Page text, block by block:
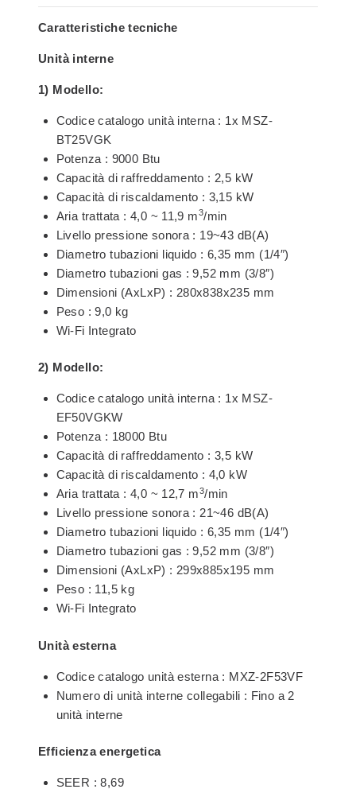
Caratteristiche tecniche
Unità interne
1) Modello:
Codice catalogo unità interna : 1x MSZ-
BT25VGK
Potenza : 9000 Btu
Capacità di raffreddamento : 2,5 kW
Capacità di riscaldamento : 3,15 kW
Aria trattata : 4,0 ~ 11,9 m3/min
Livello pressione sonora : 19~43 dB(A)
Diametro tubazioni liquido : 6,35 mm (1/4″)
Diametro tubazioni gas : 9,52 mm (3/8″)
Dimensioni (AxLxP) : 280x838x235 mm
Peso : 9,0 kg
Wi-Fi Integrato
2) Modello:
Codice catalogo unità interna : 1x MSZ-
EF50VGKW
Potenza : 18000 Btu
Capacità di raffreddamento : 3,5 kW
Capacità di riscaldamento : 4,0 kW
Aria trattata : 4,0 ~ 12,7 m3/min
Livello pressione sonora : 21~46 dB(A)
Diametro tubazioni liquido : 6,35 mm (1/4″)
Diametro tubazioni gas : 9,52 mm (3/8″)
Dimensioni (AxLxP) : 299x885x195 mm
Peso : 11,5 kg
Wi-Fi Integrato
Unità esterna
Codice catalogo unità esterna : MXZ-2F53VF
Numero di unità interne collegabili : Fino a 2
unità interne
Efficienza energetica
SEER : 8,69